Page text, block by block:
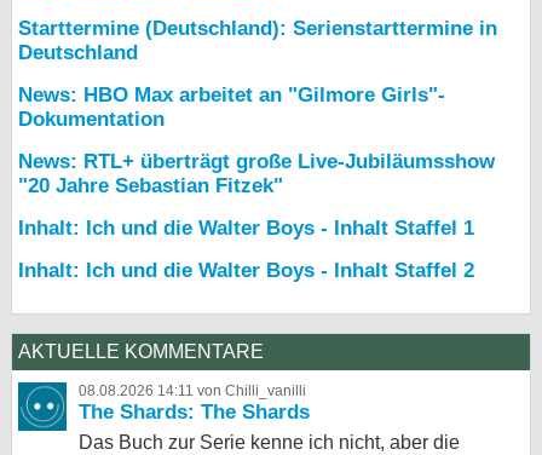
Starttermine (Deutschland): Serienstarttermine in
Deutschland
News: HBO Max arbeitet an "Gilmore Girls"-
Dokumentation
News: RTL+ überträgt große Live-Jubiläumsshow
"20 Jahre Sebastian Fitzek"
Inhalt: Ich und die Walter Boys - Inhalt Staffel 1
Inhalt: Ich und die Walter Boys - Inhalt Staffel 2
AKTUELLE KOMMENTARE
08.08.2026 14:11 von Chilli_vanilli
The Shards: The Shards
Das Buch zur Serie kenne ich nicht, aber die